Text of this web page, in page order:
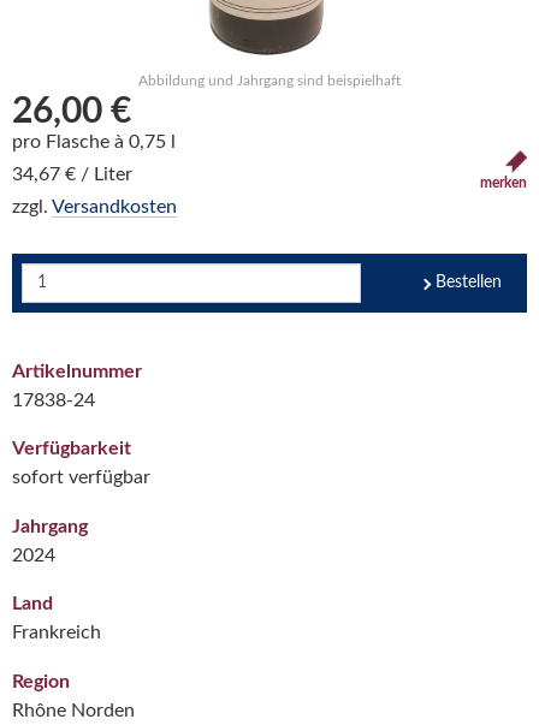
Abbildung und Jahrgang sind beispielhaft
26,00 €
pro Flasche à 0,75 l
34,67 € / Liter
zzgl. Versandkosten
merken
Bestellen
Artikelnummer
17838-24
Verfügbarkeit
sofort verfügbar
Jahrgang
2024
Land
Frankreich
Region
Rhône Norden